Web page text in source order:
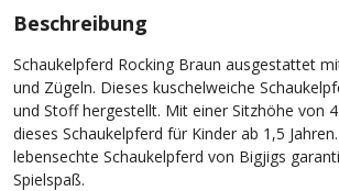
Beschreibung
Schaukelpferd Rocking Braun ausgestattet
und Zügeln. Dieses kuschelweiche
und Stoff hergestellt. Mit einer Sitzhöhe von
dieses Schaukelpferd für Kinder ab 1,5
lebensechte Schaukelpferd von Bigjigs
Spielspaß.